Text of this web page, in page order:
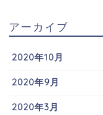
アーカイブ
2020年10月
2020年9月
2020年3月